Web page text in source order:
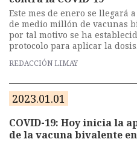
Este mes de enero se llegará
de medio millón de vacunas
por tal motivo se ha
protocolo para aplicar la dosis.
REDACCIÓN LIMAY
2023.01.01
COVID-19: Hoy inicia la
de la vacuna bivalente